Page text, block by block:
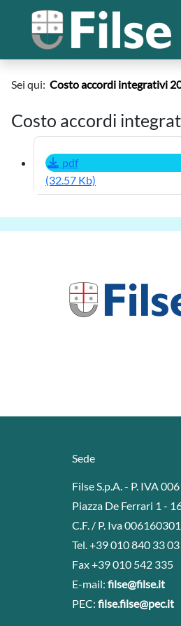
Sei qui: Costo accordi integrativi
Costo accordi
pdf
(32.57 Kb)
Sede
Filse S.p.A. - P. IVA
Piazza De Ferrari 1 -
C.F. / P. Iva
Tel. +39 010 840 33 03
Fax +39 010 542 335
E-mail: filse@filse.it
PEC: filse.filse@pec.it